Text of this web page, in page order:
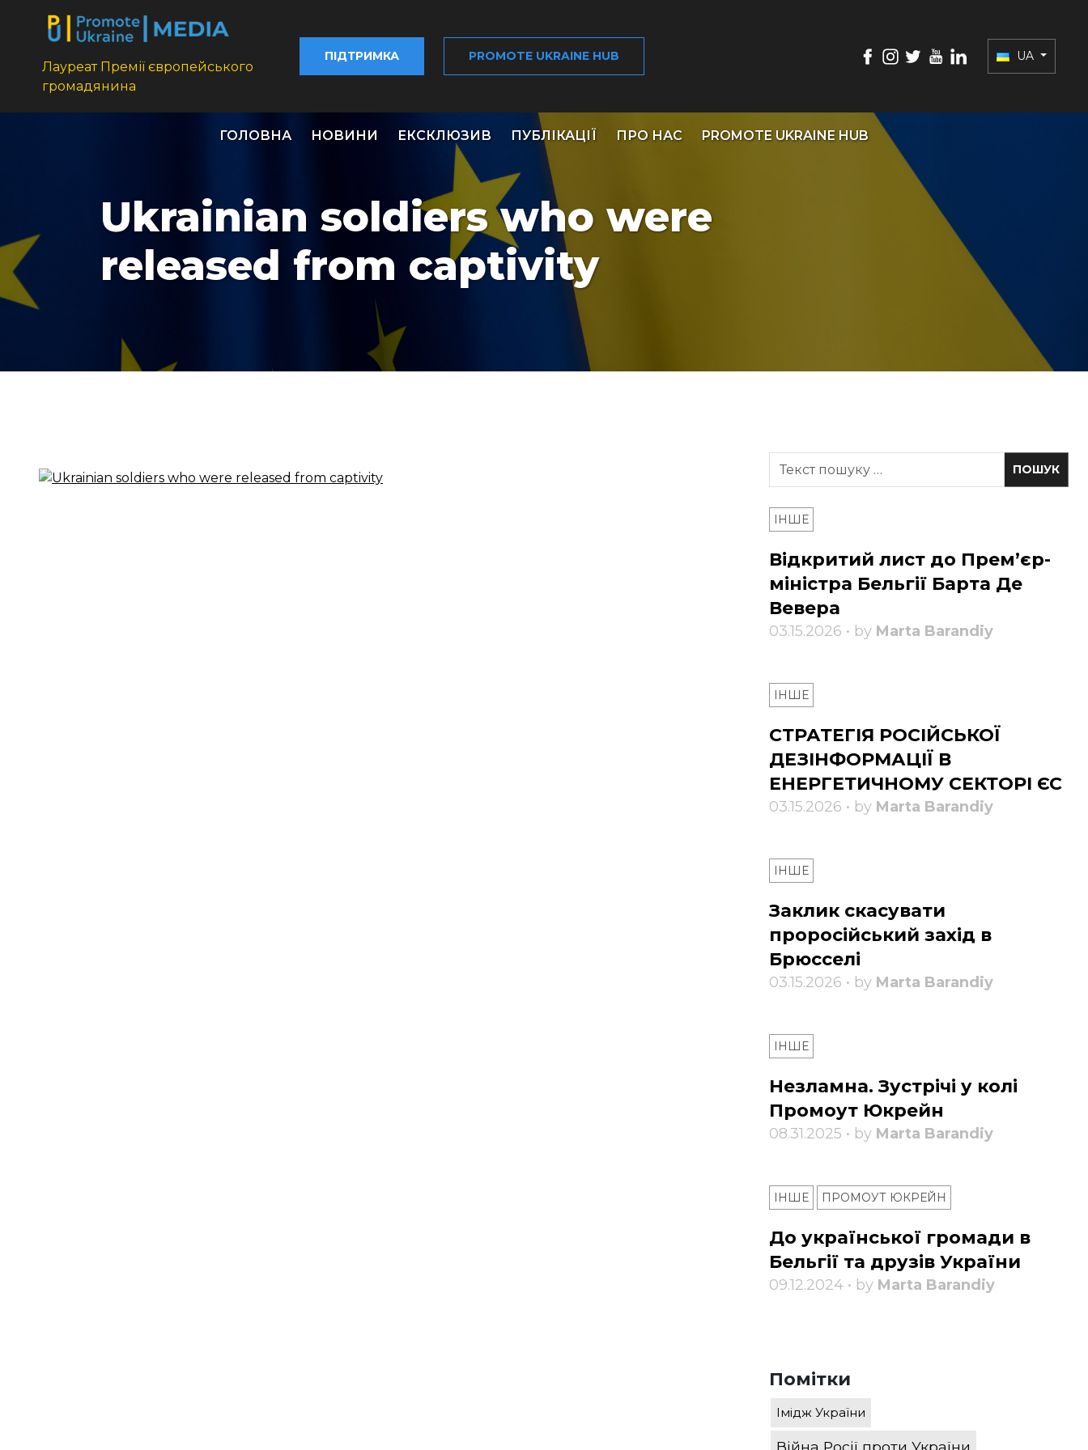
Лауреат Премії європейського
громадянина
ПІДТРИМКА PROMOTE UKRAINE HUB UA
ГОЛОВНА НОВИНИ ЕКСКЛЮЗИВ ПУБЛІКАЦІЇ ПРО НАС PROMOTE UKRAINE HUB
Ukrainian soldiers who were
released from captivity
ІНШЕ
Відкритий лист до Прем’єр-
міністра Бельгії Барта Де
Вевера
03.15.2026 • by Marta Barandiy
ІНШЕ
СТРАТЕГІЯ РОСІЙСЬКОЇ
ДЕЗІНФОРМАЦІЇ В
ЕНЕРГЕТИЧНОМУ СЕКТОРІ ЄС
03.15.2026 • by Marta Barandiy
ІНШЕ
Заклик скасувати
проросійський захід в
Брюсселі
03.15.2026 • by Marta Barandiy
ІНШЕ
Незламна. Зустрічі у колі
Промоут Юкрейн
08.31.2025 • by Marta Barandiy
ІНШЕ ПРОМОУТ ЮКРЕЙН
До української громади в
Бельгії та друзів України
09.12.2024 • by Marta Barandiy
Помітки
Імідж України
Війна Росії проти України